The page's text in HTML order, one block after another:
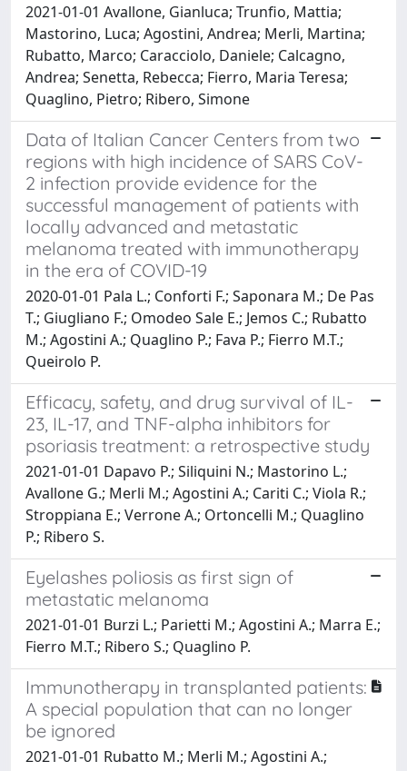
2021-01-01 Avallone, Gianluca; Trunfio, Mattia;
Mastorino, Luca; Agostini, Andrea; Merli, Martina;
Rubatto, Marco; Caracciolo, Daniele; Calcagno,
Andrea; Senetta, Rebecca; Fierro, Maria Teresa;
Quaglino, Pietro; Ribero, Simone
Data of Italian Cancer Centers from two
regions with high incidence of SARS CoV-
2 infection provide evidence for the
successful management of patients with
locally advanced and metastatic
melanoma treated with immunotherapy
in the era of COVID-19
2020-01-01 Pala L.; Conforti F.; Saponara M.; De Pas
T.; Giugliano F.; Omodeo Sale E.; Jemos C.; Rubatto
M.; Agostini A.; Quaglino P.; Fava P.; Fierro M.T.;
Queirolo P.
Efficacy, safety, and drug survival of IL-
23, IL-17, and TNF-alpha inhibitors for
psoriasis treatment: a retrospective study
2021-01-01 Dapavo P.; Siliquini N.; Mastorino L.;
Avallone G.; Merli M.; Agostini A.; Cariti C.; Viola R.;
Stroppiana E.; Verrone A.; Ortoncelli M.; Quaglino
P.; Ribero S.
Eyelashes poliosis as first sign of
metastatic melanoma
2021-01-01 Burzi L.; Parietti M.; Agostini A.; Marra E.;
Fierro M.T.; Ribero S.; Quaglino P.
Immunotherapy in transplanted patients:
A special population that can no longer
be ignored
2021-01-01 Rubatto M.; Merli M.; Agostini A.;